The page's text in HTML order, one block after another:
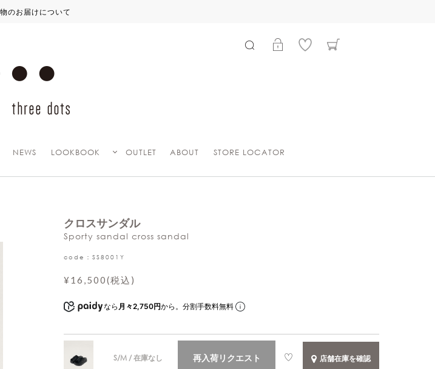
のお届けについて
NEWS LOOKBOOK OUTLET ABOUT STORE LOCATOR
クロスサンダル
Sporty sandal cross sandal
code：SS8001Y
¥16,500(税込)
なら 月々2,750円から。分割手数料無料
S/M / 在庫なし 再入荷リクエスト 店舗在庫を確認